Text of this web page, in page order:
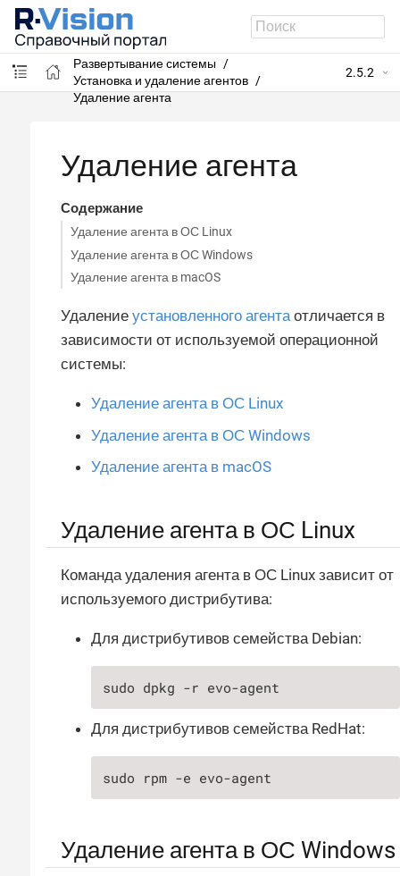
R-Vision SIEM
Развертывание системы
Установка и удаление агентов
Удаление агента
2.5.2
Удаление агента
Содержание
Удаление агента в ОС Linux
Удаление агента в ОС Windows
Удаление агента в macOS
Удаление установленного агентаотличается в
зависимости от используемой операционной
системы:
Удаление агента в ОС Linux
Удаление агента в ОС Windows
Удаление агента в macOS
Удаление агента в ОС Linux
Команда удаления агента в ОС Linux зависит от
используемого дистрибутива:
Для дистрибутивов семейства Debian:
sudo dpkg -r evo-agent
Для дистрибутивов семейства RedHat:
sudo rpm -e evo-agent
Удаление агента в ОС Windows